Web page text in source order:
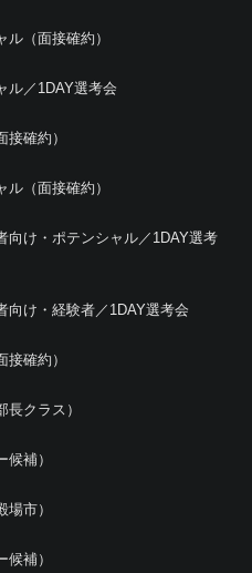
（面接確約）
ル／1DAY選考会
確約）
（面接確約）
向け・ポテンシャル／1DAY選考
向け・経験者／1DAY選考会
確約）
長クラス）
補）
市）
補）